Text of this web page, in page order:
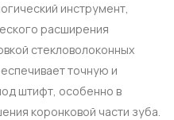
инструмент,
расширения
стекловолоконных
точную и
штифт, особенно в
коронковой части зуба.